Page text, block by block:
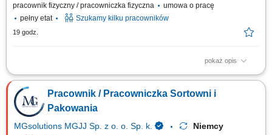
pracownik fizyczny / pracowniczka fizyczna
umowa o pracę
pełny etat
Szukamy kilku pracowników
19 godz.
pokaż opis
Opis stanowiska Konfekcjonawanie towaru w magazynie Układanie
towaru; Inne prace pomocnicze;
Pracownik / Pracowniczka Sortowni i
Pakowania
MGsolutions MGJJ Sp. z o. o. Sp. k.
Niemcy